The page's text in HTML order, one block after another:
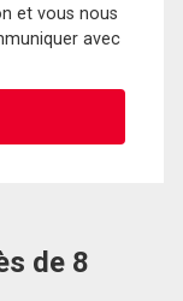
et vous nous
avec
de 8